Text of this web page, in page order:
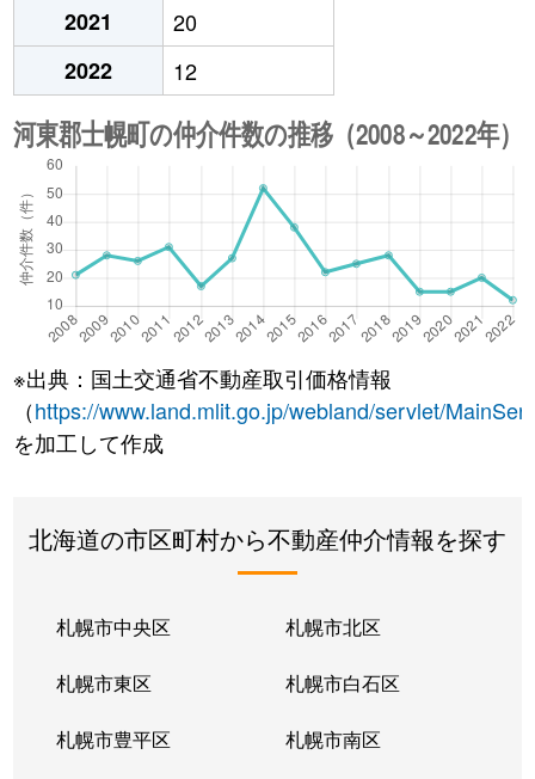
2021
20
2022
12
※出典：国土交通省不動産取引価格情報
（https://www.land.mlit.go.jp/webland/servlet/
を加工して作成
北海道の市区町村から不動産仲介情報を探す
札幌市中央区 札幌市北区
札幌市東区 札幌市白石区
札幌市豊平区 札幌市南区